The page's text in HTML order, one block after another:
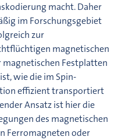
macht. Daher
im Forschungsgebiet
zur
magnetischen
magnetischen Festplatten
wie die im Spin-
effizient transportiert
Ansatz ist hier die
des magnetischen
Ferromagneten oder